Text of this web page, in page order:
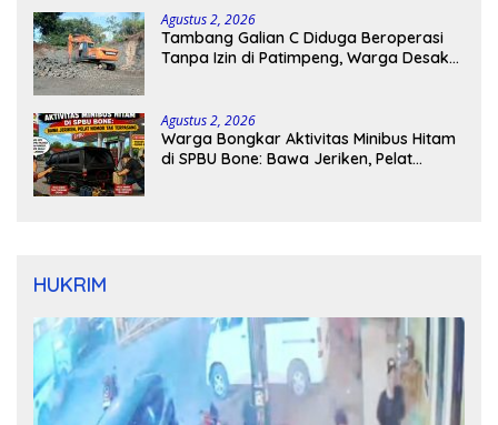
Agustus 2, 2026
Tambang Galian C Diduga Beroperasi
Tanpa Izin di Patimpeng, Warga Desak
Agustus 2, 2026
Warga Bongkar Aktivitas Minibus Hitam
di SPBU Bone: Bawa Jeriken, Pelat
HUKRIM